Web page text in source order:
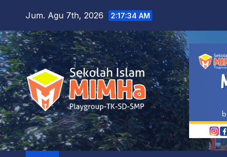
content
Jum. Agu 7th, 2026 2:17:36 AM